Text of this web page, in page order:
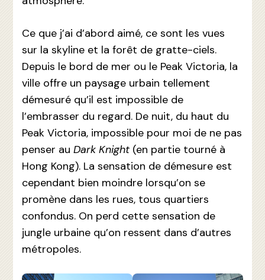
Ce que j’ai d’abord aimé, ce sont les vues
sur la skyline et la forêt de gratte-ciels.
Depuis le bord de mer ou le Peak Victoria, la
ville offre un paysage urbain tellement
démesuré qu’il est impossible de
l’embrasser du regard. De nuit, du haut du
Peak Victoria, impossible pour moi de ne pas
penser auDark Knight (en partie tourné à
Hong Kong). La sensation de démesure est
cependant bien moindre lorsqu’on se
promène dans les rues, tous quartiers
confondus. On perd cette sensation de
jungle urbaine qu’on ressent dans d’autres
métropoles.